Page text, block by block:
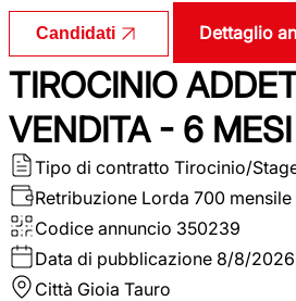
Candidati Dettaglio
TIROCINIO
VENDITA - 6 MESI
Tipo di contratto Tirocinio/
Retribuzione Lorda 700 mensile
Codice annuncio 350239
Data di pubblicazione 8/8/2026
Città Gioia Tauro